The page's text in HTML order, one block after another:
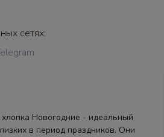
сетях:
Новогодние - идеальный
в период праздников. Они